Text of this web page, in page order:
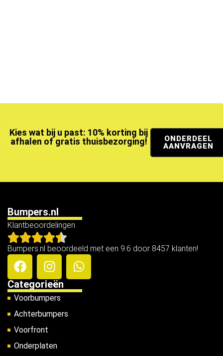
Kies wat bij u past: 10% korting bij
afhalen of gratis thuisbezorging!
ONDERDEEL
AANVRAGEN
Bumpers.nl
Klantbeoordelingen
Bumpers.nl beoordeeld met een 9.6 door 8457 klanten!
Categorieën
Voorbumpers
Achterbumpers
Voorfront
Onderplaten